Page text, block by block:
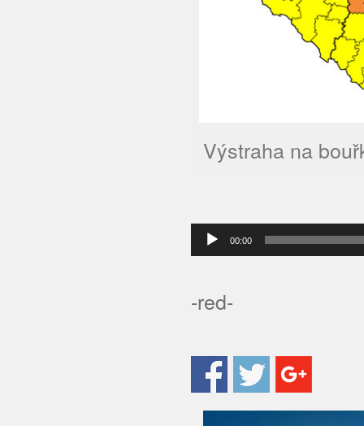
Výstraha na
00:00
-red-